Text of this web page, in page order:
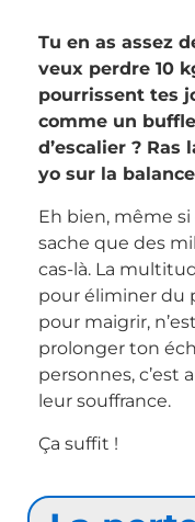
Tu en as assez
veux perdre 10
pourrissent tes
comme un
d’escalier ?
yo sur la
Eh bien, même
sache que des
cas-là. La
pour éliminer du
pour maigrir,
prolonger ton
personnes, c’est
leur souffrance.
Ça suffit !